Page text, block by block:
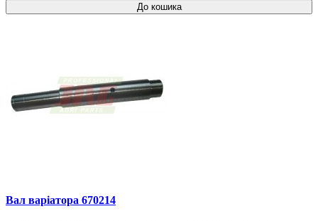
До кошика
Вал варіатора 670214